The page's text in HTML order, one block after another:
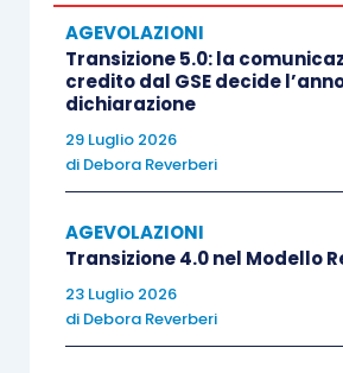
informazioninelle giornate di
dalle 9 alle 12, al numero 06 6779
di giovedì e venerdì, dalla 10 alle
6428.
abbiano già ottenuto
eccedenti i 200.000 euro
sugliaiuti “de minimis
pendenti con l’Agenzia
AGEVOLAZIONI
Transizione 5.0: la
credito dal GSE decide
dichiarazione
29 Luglio 2026
di Debora Reverberi
AGEVOLAZIONI
Transizione 4.0 nel Modello
23 Luglio 2026
di Debora Reverberi